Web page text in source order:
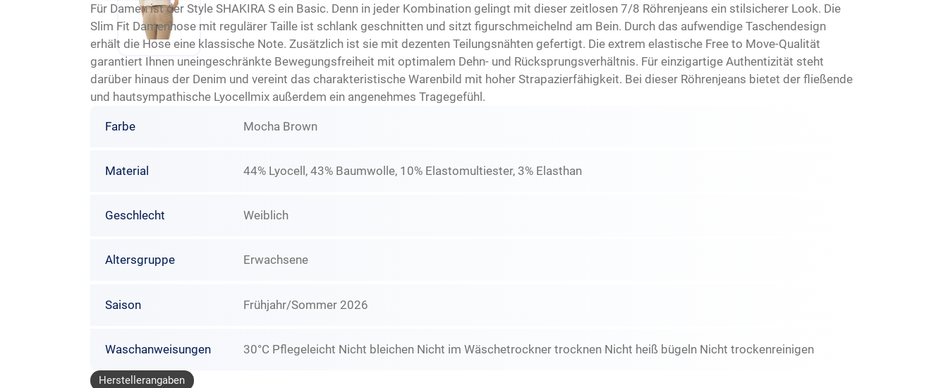
Für Damen ist der Style SHAKIRA S ein Basic. Denn in jeder Kombination gelingt mit dieser zeitlosen 7/8 Röhrenjeans ein stilsicherer Look. Die
Slim Fit Damenhose mit regulärer Taille ist schlank geschnitten und sitzt figurschmeichelnd am Bein. Durch das aufwendige Taschendesign
erhält die Hose eine klassische Note. Zusätzlich ist sie mit dezenten Teilungsnähten gefertigt. Die extrem elastische Free to Move-Qualität
garantiert Ihnen uneingeschränkte Bewegungsfreiheit mit optimalem Dehn- und Rücksprungsverhältnis. Für einzigartige Authentizität steht
darüber hinaus der Denim und vereint das charakteristische Warenbild mit hoher Strapazierfähigkeit. Bei dieser Röhrenjeans bietet der fließende
und hautsympathische Lyocellmix außerdem ein angenehmes Tragegefühl.
Farbe Mocha Brown
Material 44% Lyocell, 43% Baumwolle, 10% Elastomultiester, 3% Elasthan
Geschlecht Weiblich
Altersgruppe Erwachsene
Saison Frühjahr/Sommer 2026
Waschanweisungen 30°C Pflegeleicht Nicht bleichen Nicht im Wäschetrockner trocknen Nicht heiß bügeln Nicht trockenreinigen
Herstellerangaben